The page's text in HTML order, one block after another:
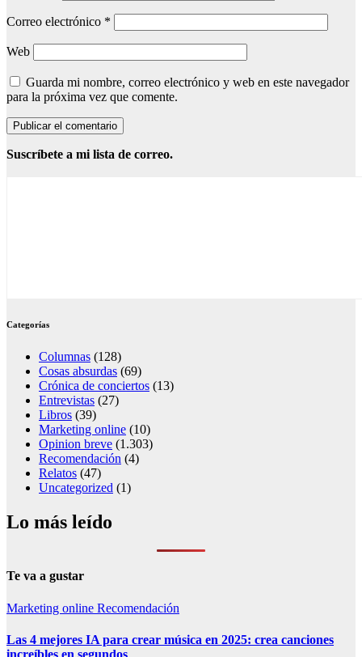
Correo electrónico *
Web
Guarda mi nombre, correo electrónico y web en este navegador
para la próxima vez que comente.
Suscríbete a mi lista de correo.
Categorías
Columnas (128)
Cosas absurdas (69)
Crónica de conciertos (13)
Entrevistas (27)
Libros (39)
Marketing online (10)
Opinion breve (1.303)
Recomendación (4)
Relatos (47)
Uncategorized (1)
Lo más leído
Te va a gustar
Marketing online Recomendación
Las 4 mejores IA para crear música en 2025: crea canciones
increíbles en segundos